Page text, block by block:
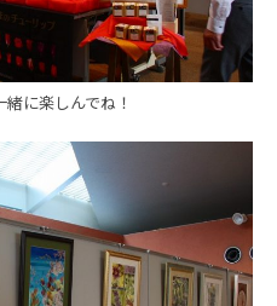
に楽しんでね！